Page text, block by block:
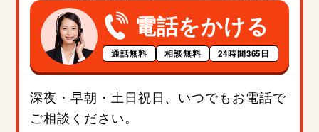
電話をかける
通話無料 相談無料 24時間365日
深夜・早朝・土日祝日、いつでもお電話で
ご相談ください。